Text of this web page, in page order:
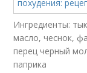
Ингредиенты:
масло, чеснок,
перец черный
паприка